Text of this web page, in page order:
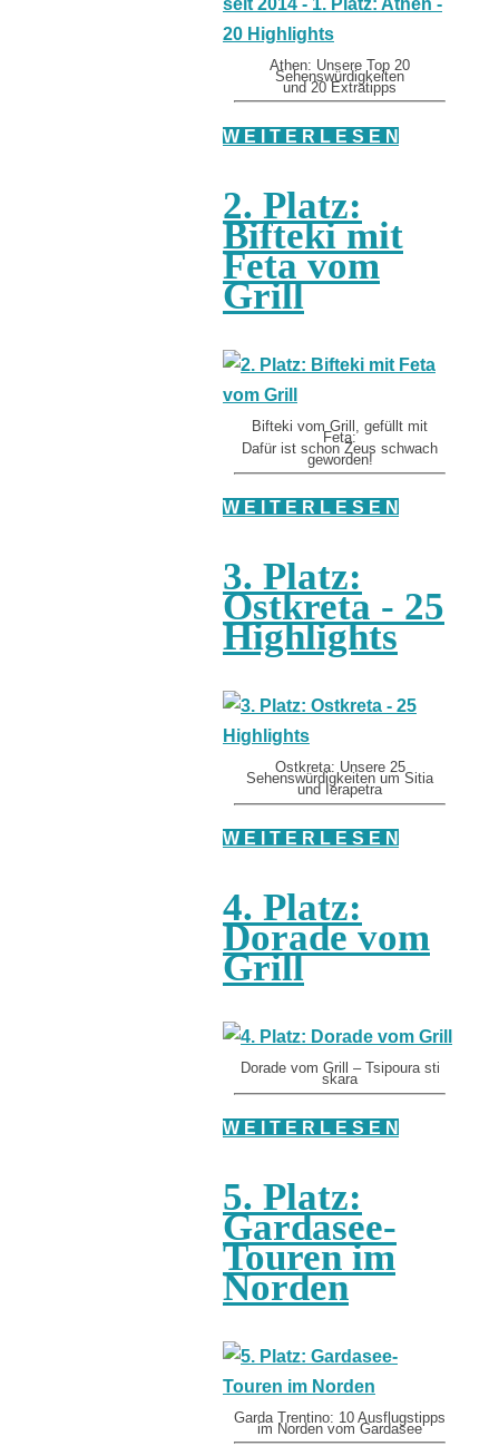
Athen: Unsere Top 20
Sehenswürdigkeiten
und 20 Extratipps
W E I T E R L E S E N
2. Platz:
Bifteki mit
Feta vom
Grill
Bifteki vom Grill, gefüllt mit
Feta:
Dafür ist schon Zeus schwach
geworden!
W E I T E R L E S E N
3. Platz:
Ostkreta - 25
Highlights
Ostkreta: Unsere 25
Sehenswürdigkeiten um Sitia
und Ierapetra
W E I T E R L E S E N
4. Platz:
Dorade vom
Grill
Dorade vom Grill – Tsipoura sti
skara
W E I T E R L E S E N
5. Platz:
Gardasee-
Touren im
Norden
Garda Trentino: 10 Ausflugstipps
im Norden vom Gardasee